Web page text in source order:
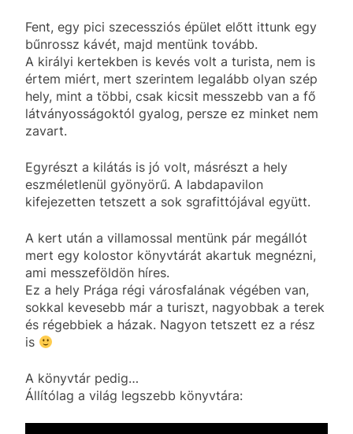
Fent, egy pici szecessziós épület előtt ittunk egy
bűnrossz kávét, majd mentünk tovább.
A királyi kertekben is kevés volt a turista, nem is
értem miért, mert szerintem legalább olyan szép
hely, mint a többi, csak kicsit messzebb van a fő
látványosságoktól gyalog, persze ez minket nem
zavart.
Egyrészt a kilátás is jó volt, másrészt a hely
eszméletlenül gyönyörű. A labdapavilon
kifejezetten tetszett a sok sgrafittójával együtt.
A kert után a villamossal mentünk pár megállót
mert egy kolostor könyvtárát akartuk megnézni,
ami messzeföldön híres.
Ez a hely Prága régi városfalának végében van,
sokkal kevesebb már a turiszt, nagyobbak a terek
és régebbiek a házak. Nagyon tetszett ez a rész
is
A könyvtár pedig…
Állítólag a világ legszebb könyvtára: